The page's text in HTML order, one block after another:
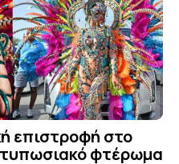
επιστροφή στο
φτέρωμα